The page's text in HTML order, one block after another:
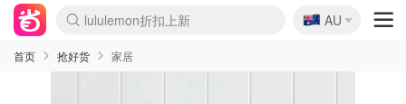
lululemon折扣上新
Sasa美妆护肤3.5折
SSENSE年中2.5折
FreshBeauty好价汇总
Cettire降价+叠9折
WWS Coles超市实拍
viagogo二手票捡漏
Myer折扣汇总
The Outnet奢牌1折起
David Jones 3折起
Flannels大牌1折
Perfumes Club护肤1折
AMIRO面罩$251
Amazon折扣汇总
Amazon数码好物
ThedoubleF高奢地板价
Moose Knuckles 6折
EUFY摄像头$98
Selenichast首饰2折
悉尼-墨尔本机票$29
Amazon家居好物
Amazon美妆护肤
雅漾大喷$8
过敏原检测盒$33
科颜氏高保湿面霜$29
SEALIFE海洋馆门票6折
丝塔芙大白罐$16
订阅Newsletter送香薰
Harrods圣诞日历$525
LN-CC奢牌私促
d'Alba空姐喷雾$16
EVE LOM套装£56
Bernardelli独家4折
Adore Beauty 6折起
Mytheresa奢品2.7折
Currentbody美容仪$881
MOON Garden Live
CR洗护套装$23
GANNI官网4.5折
Stylevana韩妆4折
Tessabit高奢8.5折
OGX洗发水$11
Amazon阿德莱德次日达
卡诗8.5折+赠礼
Philips Hue灯具8折
La Mer送8件礼值$529
始祖鸟 石头岛 8折
雅诗兰黛7.5折+赠礼
祖玛珑赠5件礼
惊❗️修丽可赠42ml精华
Loewe/BBR高奢8折
黑五价❗阿玛尼全场8折
Crocs洞洞鞋$36
A王情侣卫衣推荐
三星4K智能电视$664
倩碧7.5折+赠$110礼
Bobbi Brown 8折+赠礼
M.A.C 7.5折+赠彩妆套装
🇦🇺
AU
首页 抢好货 家居